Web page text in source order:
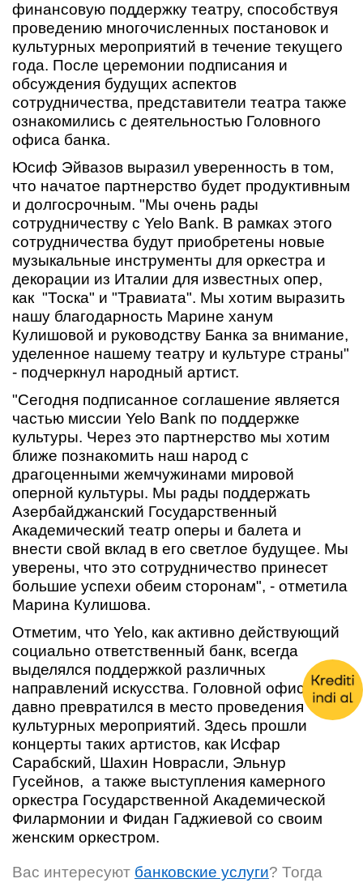
финансовую поддержку театру, способствуя
проведению многочисленных постановок и
культурных мероприятий в течение текущего
года. После церемонии подписания и
обсуждения будущих аспектов
сотрудничества, представители театра также
ознакомились с деятельностью Головного
офиса банка.
Юсиф Эйвазов выразил уверенность в том,
что начатое партнерство будет продуктивным
и долгосрочным. "Мы очень рады
сотрудничеству с Yelo Bank. В рамках этого
сотрудничества будут приобретены новые
музыкальные инструменты для оркестра и
декорации из Италии для известных опер,
как "Тоска" и "Травиата". Мы хотим выразить
нашу благодарность Марине ханум
Кулишовой и руководству Банка за внимание,
уделенное нашему театру и культуре страны"
- подчеркнул народный артист.
"Сегодня подписанное соглашение является
частью миссии Yelo Bank по поддержке
культуры. Через это партнерство мы хотим
ближе познакомить наш народ с
драгоценными жемчужинами мировой
оперной культуры. Мы рады поддержать
Азербайджанский Государственный
Академический театр оперы и балета и
внести свой вклад в его светлое будущее. Мы
уверены, что это сотрудничество принесет
большие успехи обеим сторонам", - отметила
Марина Кулишова.
Отметим, что Yelo, как активно действующий
социально ответственный банк, всегда
выделялся поддержкой различных
направлений искусства. Головной офис банка
давно превратился в место проведения
культурных мероприятий. Здесь прошли
концерты таких артистов, как Исфар
Сарабский, Шахин Новрасли, Эльнур
Гусейнов, а также выступления камерного
оркестра Государственной Академической
Филармонии и Фидан Гаджиевой со своим
женским оркестром.
Вас интересуют банковские услуги? Тогда